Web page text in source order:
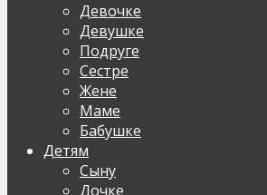
Девочке
Девушке
Подруге
Сестре
Жене
Маме
Бабушке
Детям
Сыну
Дочке